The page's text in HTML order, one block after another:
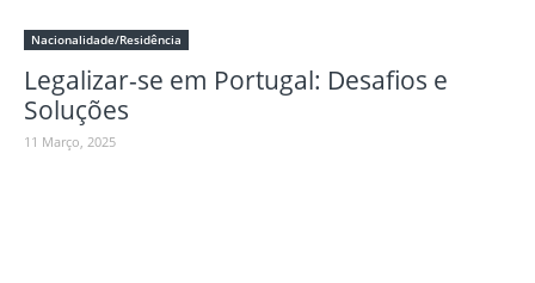
Nacionalidade/Residência
Legalizar-se em Portugal: Desafios e
Soluções
11 Março, 2025